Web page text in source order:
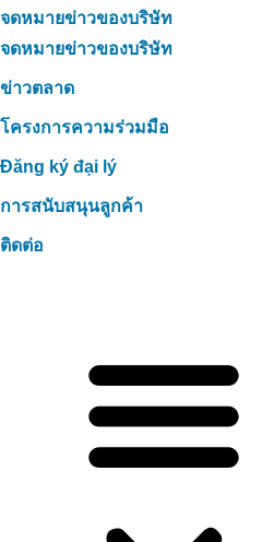
จดหมายข่าวของบริษัท
จดหมายข่าวของบริษัท
ข่าวตลาด
โครงการความร่วมมือ
Đăng ký đại lý
การสนับสนุนลูกค้า
ติดต่อ